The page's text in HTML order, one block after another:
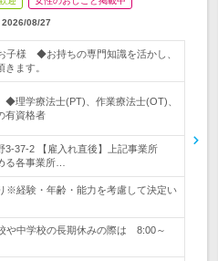
2026/08/27
子様 ◆お持ちの専門知識を活かし、
ます。
◆理学療法士(PT)、作業療法士(OT)、
有資格者
3-37-2 【雇入れ直後】上記事業所
る各事業所…
経験・年齢・能力を考慮して決定い
や中学校の長期休みの際は 8:00～